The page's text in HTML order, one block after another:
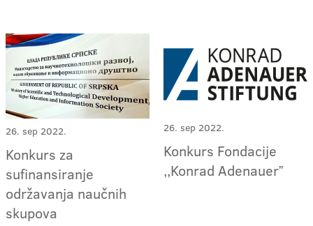
26. sep 2022.
Konkurs za
sufinansiranje
održavanja naučnih
skupova
26. sep 2022.
Konkurs Fondacije
,,Konrad Adenauerˮ